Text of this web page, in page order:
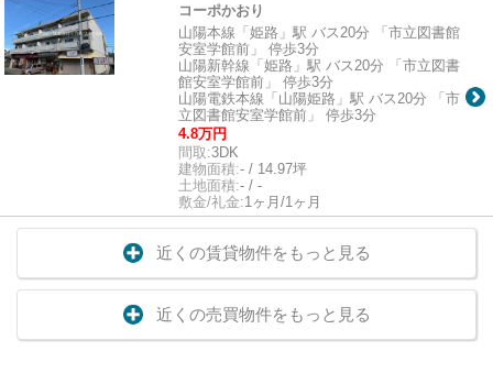
コーポかおり
山陽本線「姫路」駅 バス20分 「市立図書館
安室学館前」 停歩3分
山陽新幹線「姫路」駅 バス20分 「市立図書
館安室学館前」 停歩3分
山陽電鉄本線「山陽姫路」駅 バス20分 「市
立図書館安室学館前」 停歩3分
4.8万円
間取:3DK
建物面積:- / 14.97坪
土地面積:- / -
敷金/礼金:1ヶ月/1ヶ月
近くの賃貸物件をもっと見る
近くの売買物件をもっと見る